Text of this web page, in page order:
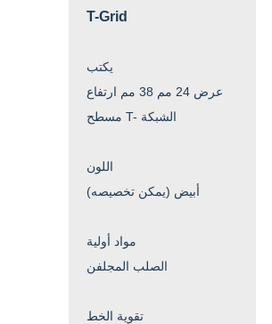
T-Grid
يكتب
عرض 24 مم 38 مم ارتفاع
مسطح T- الشبكة
اللون
أبيض (يمكن تخصيصه)
مواد أولية
الصلب المجلفن
تقوية الخط